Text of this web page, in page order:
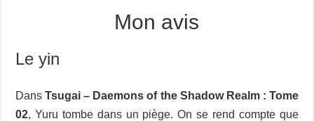
Mon avis
Le yin
DansTsugai – Daemons of the Shadow Realm : Tome
02, Yuru tombe dans un piège. On se rend compte que